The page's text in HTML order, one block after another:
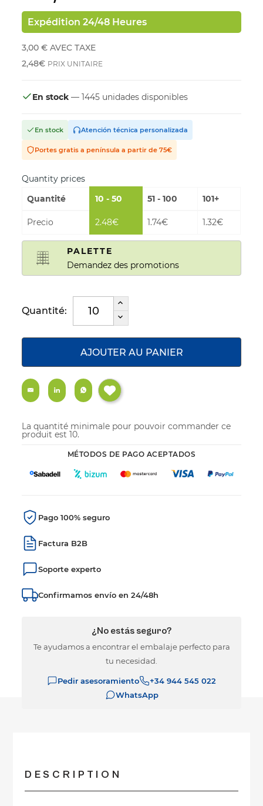
Expédition 24/48 Heures
3,00 € AVEC TAXE
2,48€ PRIX UNITAIRE
En stock — 1445 unidades disponibles
En stock Atención técnica personalizada
Portes gratis a península a partir de 75€
Quantity prices
Quantité
10 - 50 51 - 100 101+
Precio 2.48€ 1.74€ 1.32€
PALETTE
Demandez des promotions
Quantité:
AJOUTER AU PANIER
La quantité minimale pour pouvoir commander ce
produit est 10.
MÉTODOS DE PAGO ACEPTADOS
Pago 100% seguro
Factura B2B
Soporte experto
Confirmamos envío en 24/48h
¿No estás seguro?
Te ayudamos a encontrar el embalaje perfecto para
tu necesidad.
Pedir asesoramiento
+34 944 545 022
WhatsApp
DESCRIPTION